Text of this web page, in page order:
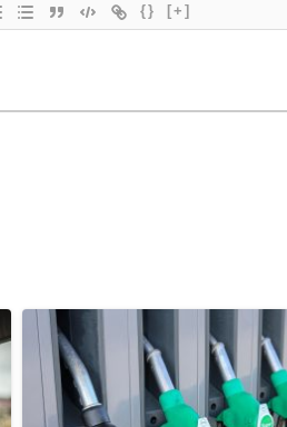
{} [+]